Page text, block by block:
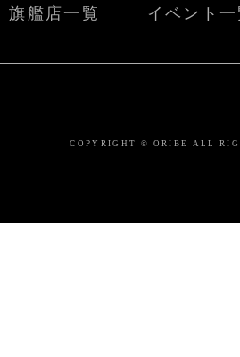
旗艦店一覧 イベント一
COPYRIGHT © ORIBE ALL